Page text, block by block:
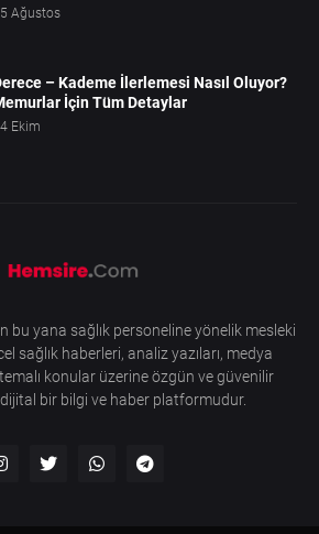
Ağustos
– Kademe İlerlemesi Nasıl Oluyor?
İçin Tüm Detaylar
Ekim
bu yana sağlık personeline yönelik mesleki
sağlık haberleri, analiz yazıları, medya
konular üzerine özgün ve güvenilir
bir bilgi ve haber platformudur.